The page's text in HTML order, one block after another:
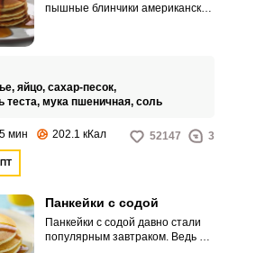
пышные блинчики американской
яйцо, сахар-песок,
теста, мука пшеничная, соль
мин 202.1 кКал 52147 3
Панкейки с содой
Панкейки с содой давно стали
популярным завтраком. Ведь их